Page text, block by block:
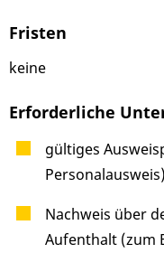
Fristen
keine
Erforderliche
gültiges
Personalausweis)
Nachweis über
Aufenthalt (zum